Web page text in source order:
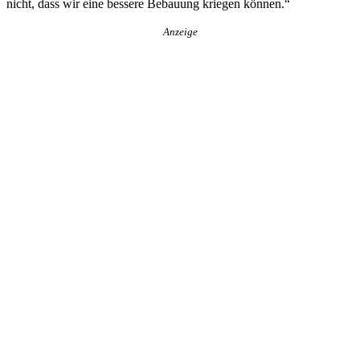
nicht, dass wir eine bessere Bebauung kriegen können.“
Anzeige